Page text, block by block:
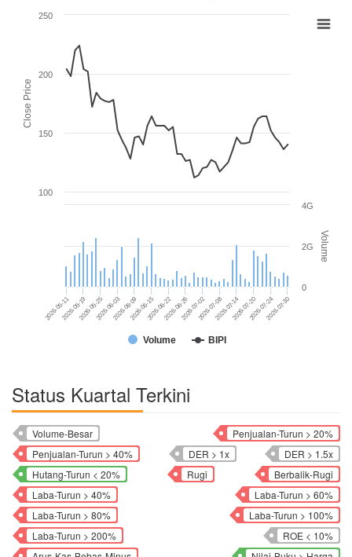
Close Price
Volume
Volume BIPI
2026-05-11 2026-06-03 2026-06-22 2026-07-08 2026-07-24
2026-05-192026-05-25 2026-06-092026-06-15 2026-06-262026-07-02 2026-07-142026-07-20 2026-07-30
100
150
200
250
0
2G
4G
Status Kuartal Terkini
Volume-Besar
Penjualan-Turun > 20%
Penjualan-Turun > 40%
DER > 1x
DER > 1.5x
Hutang-Turun < 20%
Rugi
Berbalik-Rugi
Laba-Turun > 40%
Laba-Turun > 60%
Laba-Turun > 80%
Laba-Turun > 100%
Laba-Turun > 200%
ROE < 10%